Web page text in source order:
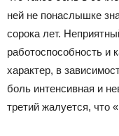
ней не понаслышке
сорока лет.
работоспособность и
характер, в
боль интенсивная и
третий жалуется, что